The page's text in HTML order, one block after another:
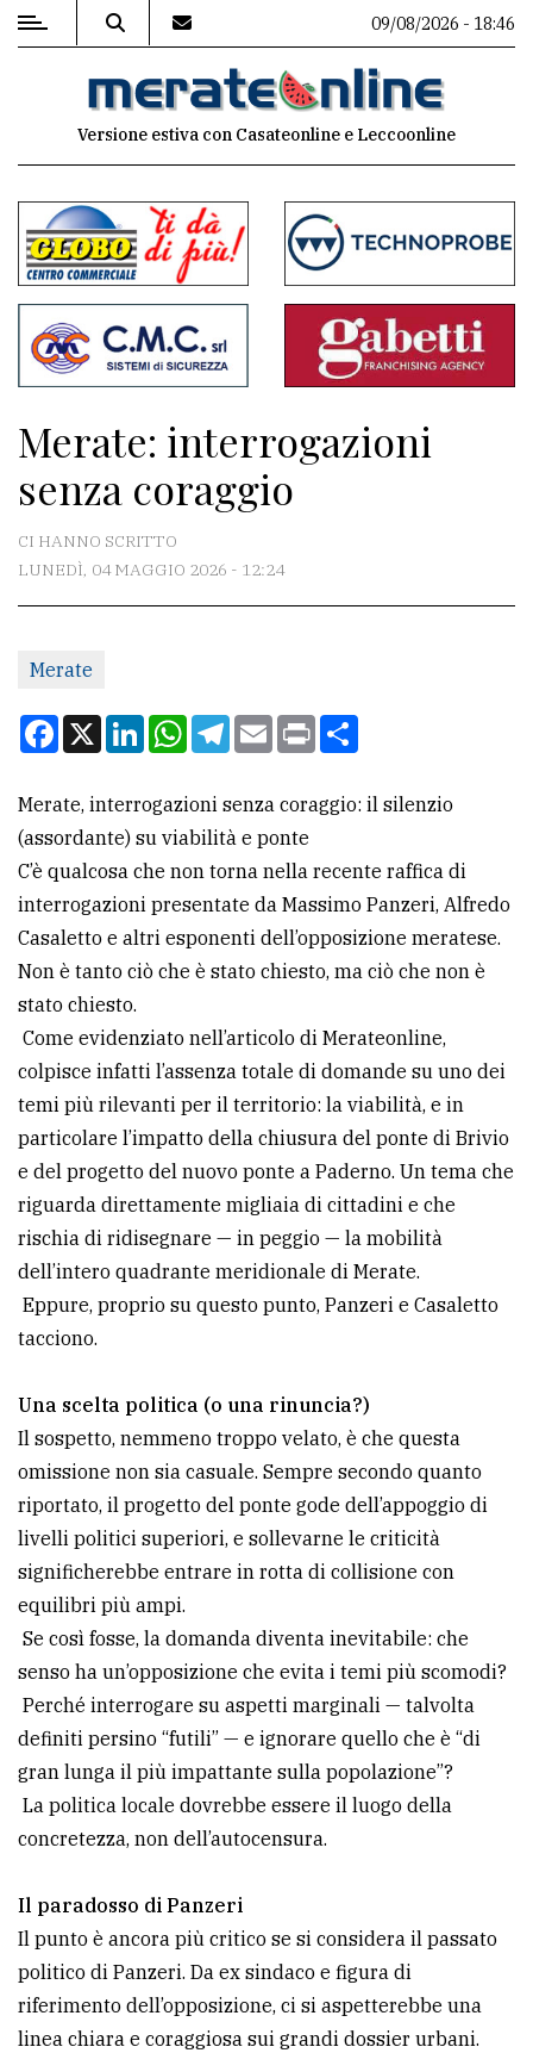
MENU
commenti
Contenuti
del
sito
Associazioni
Meteo
redazione
Scrivici
la
tua
pubblicità
CERCA
Cerca
per
comune
Ricerca
avanzata
LE
ALTRE
TESTATE
PRIVACY
Privacy
policy
Cookie
policy
09/08/2026 - 18:46
Versione estiva con Casateonline e Leccoonline
Merate: interrogazioni
senza coraggio
CI HANNO SCRITTO
LUNEDÌ, 04 MAGGIO 2026 - 12:24
Merate
Facebook
X LinkedInWhatsApp
Telegram
EmailPrint
Merate, interrogazioni senza coraggio: il silenzio
(assordante) su viabilità e ponte
C’è qualcosa che non torna nella recente raffica di
interrogazioni presentate da Massimo Panzeri, Alfredo
Casaletto e altri esponenti dell’opposizione meratese.
Non è tanto ciò che è stato chiesto, ma ciò che non è
stato chiesto.
Come evidenziato nell’articolo di Merateonline,
colpisce infatti l’assenza totale di domande su uno dei
temi più rilevanti per il territorio: la viabilità, e in
particolare l’impatto della chiusura del ponte di Brivio
e del progetto del nuovo ponte a Paderno. Un tema che
riguarda direttamente migliaia di cittadini e che
rischia di ridisegnare — in peggio — la mobilità
dell’intero quadrante meridionale di Merate.
Eppure, proprio su questo punto, Panzeri e Casaletto
tacciono.
Una scelta politica (o una rinuncia?)
Il sospetto, nemmeno troppo velato, è che questa
omissione non sia casuale. Sempre secondo quanto
riportato, il progetto del ponte gode dell’appoggio di
livelli politici superiori, e sollevarne le criticità
significherebbe entrare in rotta di collisione con
equilibri più ampi.
Se così fosse, la domanda diventa inevitabile: che
senso ha un’opposizione che evita i temi più scomodi?
Perché interrogare su aspetti marginali — talvolta
definiti persino “futili” — e ignorare quello che è “di
gran lunga il più impattante sulla popolazione”?
La politica locale dovrebbe essere il luogo della
concretezza, non dell’autocensura.
Il paradosso di Panzeri
Il punto è ancora più critico se si considera il passato
politico di Panzeri. Da ex sindaco e figura di
riferimento dell’opposizione, ci si aspetterebbe una
linea chiara e coraggiosa sui grandi dossier urbani.